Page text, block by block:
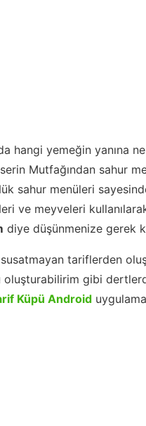
hangi yemeğin yanına
Mutfağından sahur
sahur menüleri
ve meyveleri
diye düşünmenize gerek
tariflerden
oluşturabilirim gibi
Küpü Android